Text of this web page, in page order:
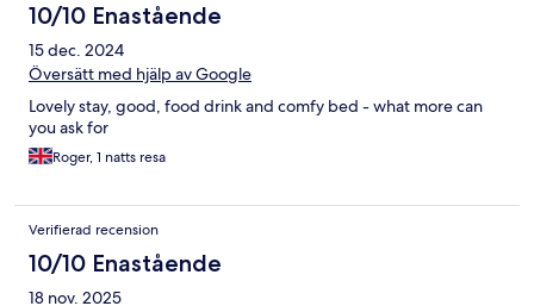
10/10 Enastående
15 dec. 2024
Översätt med hjälp av Google
Lovely stay, good, food drink and comfy bed - what more can
you ask for
Roger, 1 natts resa
Verifierad recension
10/10 Enastående
18 nov. 2025